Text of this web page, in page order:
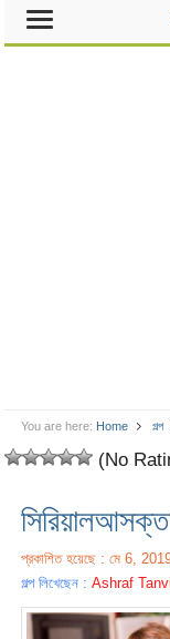
You are here: Home গল্প
(No
সিরিয়ালআসক্ত
প্রকাশিত হয়েছে : মে 6,
গল্প লিখেছেন :Ashraf